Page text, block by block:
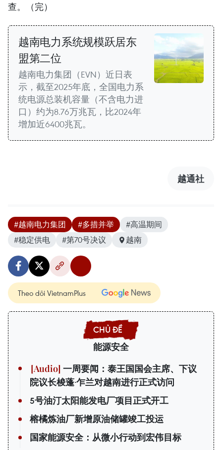
查。（完）
越南电力系统规模跃居东
盟第二位
越南电力集团（EVN）近日表
示，截至2025年底，全国电力系
统电源总装机容量（不含电力进
口）约为8.76万兆瓦，比2024年
增加近6400兆瓦。
越通社
#越南电力集团 #多措并举
#高温期间
#稳定供电
#第70号决议 越南
Theo dõi VietnamPlus
能源安全
一周要闻：泰王国国会主席、下议
院议长梭蓬·乍兰对越南进行正式访问
5号油汀太阳能发电厂项目正式开工
榕橘炼油厂新增原油储罐竣工投运
国家能源安全：从微小行动到宏伟目标